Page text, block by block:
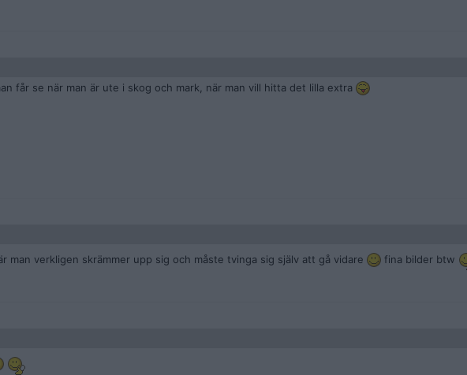
får se när man är ute i skog och mark, när man vill hitta det lilla extra
man verkligen skrämmer upp sig och måste tvinga sig själv att gå vidare fina bilder btw